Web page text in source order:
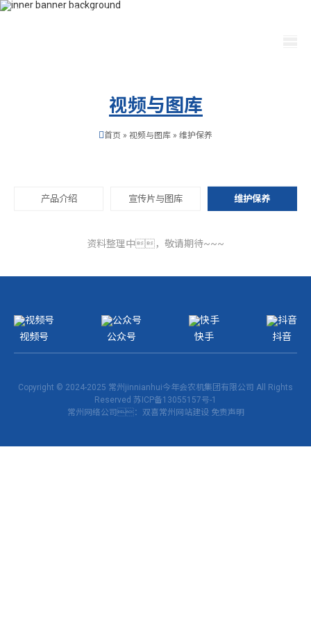
400-115-2288 dfam@ti-plating.com
视频与图库
首页 » 视频与图库 » 维护保养
产品介绍 宣传片与图库 维护保养
资料整理中，敬请期待~~~
视频号 公众号 快手 抖音
Copyright © 2024-2025 常州jinnianhui今年会农机集团有限公司 All Rights
Reserved 苏ICP备13055157号-1
常州网络公司：双喜常州网站建设 免责声明